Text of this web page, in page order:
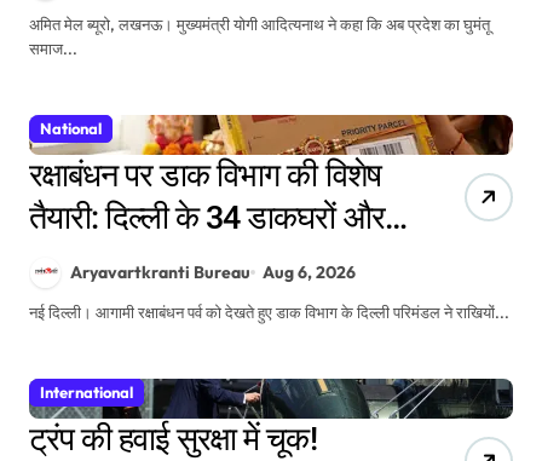
अमित मेल ब्यूरो, लखनऊ। मुख्यमंत्री योगी आदित्यनाथ ने कहा कि अब प्रदेश का घुमंतू
समाज...
National
रक्षाबंधन पर डाक विभाग की विशेष
तैयारी: दिल्ली के 34 डाकघरों और
दोनों प्रमुख रेलवे स्टेशनों पर राखी
बुकिंग के विशेष काउंटर
Aryavartkranti Bureau Aug 6, 2026
नई दिल्ली। आगामी रक्षाबंधन पर्व को देखते हुए डाक विभाग के दिल्ली परिमंडल ने राखियों...
International
ट्रंप की हवाई सुरक्षा में चूक!